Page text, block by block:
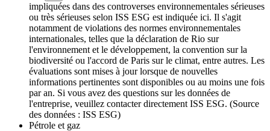
impliquées dans des controverses environnementales sérieuses
ou très sérieuses selon ISS ESG est indiquée ici. Il s'agit
notamment de violations des normes environnementales
internationales, telles que la déclaration de Rio sur
l'environnement et le développement, la convention sur la
biodiversité ou l'accord de Paris sur le climat, entre autres. Les
évaluations sont mises à jour lorsque de nouvelles
informations pertinentes sont disponibles ou au moins une fois
par an. Si vous avez des questions sur les données de
l'entreprise, veuillez contacter directement ISS ESG. (Source
des données : ISS ESG)
Pétrole et gaz